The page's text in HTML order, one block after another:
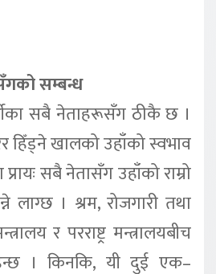
सम्बन्ध
सबै नेताहरूसँग ठीकै छ ।
हिँड्ने खालको उहाँको स्वभाव
सबै नेतासँग उहाँको राम्रो
लाग्छ । श्रम, रोजगारी तथा
र परराष्ट्र मन्त्रालयबीच
। किनकि, यी दुई एक–